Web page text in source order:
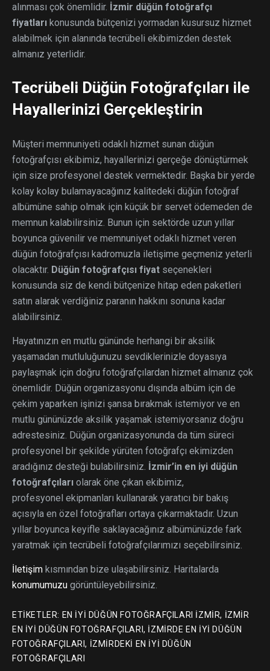
alınması çok önemlidir. İzmir düğün fotoğrafçı
fiyatları konusunda bütçenizi yormadan kusursuz hizmet
alabilmek için alanında tecrübeli ekibimizden destek
almanız yeterlidir.
Tecrübeli Düğün Fotoğrafçıları ile
Hayallerinizi Gerçekleştirin
Müşteri memnuniyeti odaklı hizmet sunan düğün
fotoğrafçısı ekibimiz, hayallerinizi gerçeğe dönüştürmek
için size profesyonel destek vermektedir. Başka bir yerde
kolay kolay bulamayacağınız kalitedeki düğün fotoğraf
albümüne sahip olmak için küçük bir servet ödemeden de
memnun kalabilirsiniz. Bunun için sektörde uzun yıllar
boyunca güvenilir ve memnuniyet odaklı hizmet veren
düğün fotoğrafçısı kadromuzla iletişime geçmeniz yeterli
olacaktır. Düğün fotoğrafçısı fiyat seçenekleri
konusunda siz de kendi bütçenize hitap eden paketleri
satın alarak verdiğiniz paranın hakkını sonuna kadar
alabilirsiniz.
Hayatınızın en mutlu gününde herhangi bir aksilik
yaşamadan mutluluğunuzu sevdiklerinizle doyasıya
paylaşmak için doğru fotoğrafçılardan hizmet almanız çok
önemlidir. Düğün organizasyonu dışında albüm için de
çekim yaparken işinizi şansa bırakmak istemiyor ve en
mutlu gününüzde aksilik yaşamak istemiyorsanız doğru
adrestesiniz. Düğün organizasyonunda da tüm süreci
profesyonel bir şekilde yürüten fotoğrafçı ekimizden
aradığınız desteği bulabilirsiniz. İzmir’in en iyi düğün
fotoğrafçıları olarak öne çıkan ekibimiz,
profesyonel ekipmanları kullanarak yaratıcı bir bakış
açısıyla en özel fotoğrafları ortaya çıkarmaktadır. Uzun
yıllar boyunca keyifle saklayacağınız albümünüzde fark
yaratmak için tecrübeli fotoğrafçılarımızı seçebilirsiniz.
İletişim kısmından bize ulaşabilirsiniz. Haritalarda
konumumuzu görüntüleyebilirsiniz.
ETIKETLER: EN IYI DÜĞÜN FOTOĞRAFÇILARI IZMIR, IZMIR
EN IYI DÜĞÜN FOTOĞRAFÇILARI, IZMIRDE EN IYI DÜĞÜN
FOTOĞRAFÇILARI, IZMIRDEKI EN IYI DÜĞÜN
FOTOĞRAFÇILARI